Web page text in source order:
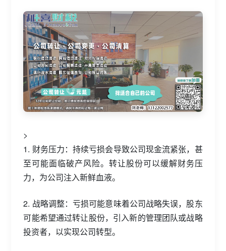
>
1. 财务压力：持续亏损会导致公司现金流紧张，甚
至可能面临破产风险。转让股份可以缓解财务压
力，为公司注入新鲜血液。
2. 战略调整：亏损可能意味着公司战略失误，股东
可能希望通过转让股份，引入新的管理团队或战略
投资者，以实现公司转型。